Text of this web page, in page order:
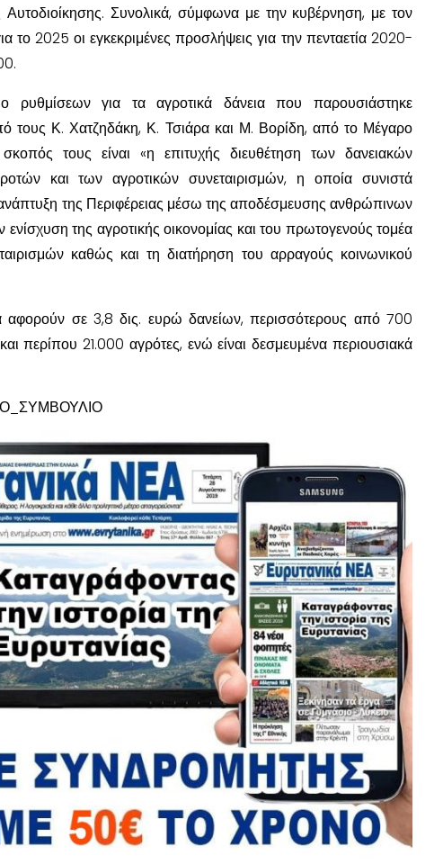
Συνολικά, σύμφωνα με την κυβέρνηση, με τον
το 2025 οι εγκεκριμένες προσλήψεις για την πενταετία 2020-
ρυθμίσεων για τα αγροτικά δάνεια που παρουσιάστηκε
τους Κ. Χατζηδάκη, Κ. Τσιάρα και Μ. Βορίδη, από το Μέγαρο
σκοπός τους είναι «η επιτυχής διευθέτηση των δανειακών
και των αγροτικών συνεταιρισμών, η οποία συνιστά
της Περιφέρειας μέσω της αποδέσμευσης ανθρώπινων
της αγροτικής οικονομίας και του πρωτογενούς τομέα
καθώς και τη διατήρηση του αρραγούς κοινωνικού
αφορούν σε 3,8 δις. ευρώ δανείων, περισσότερους από 700
περίπου 21.000 αγρότες, ενώ είναι δεσμευμένα περιουσιακά